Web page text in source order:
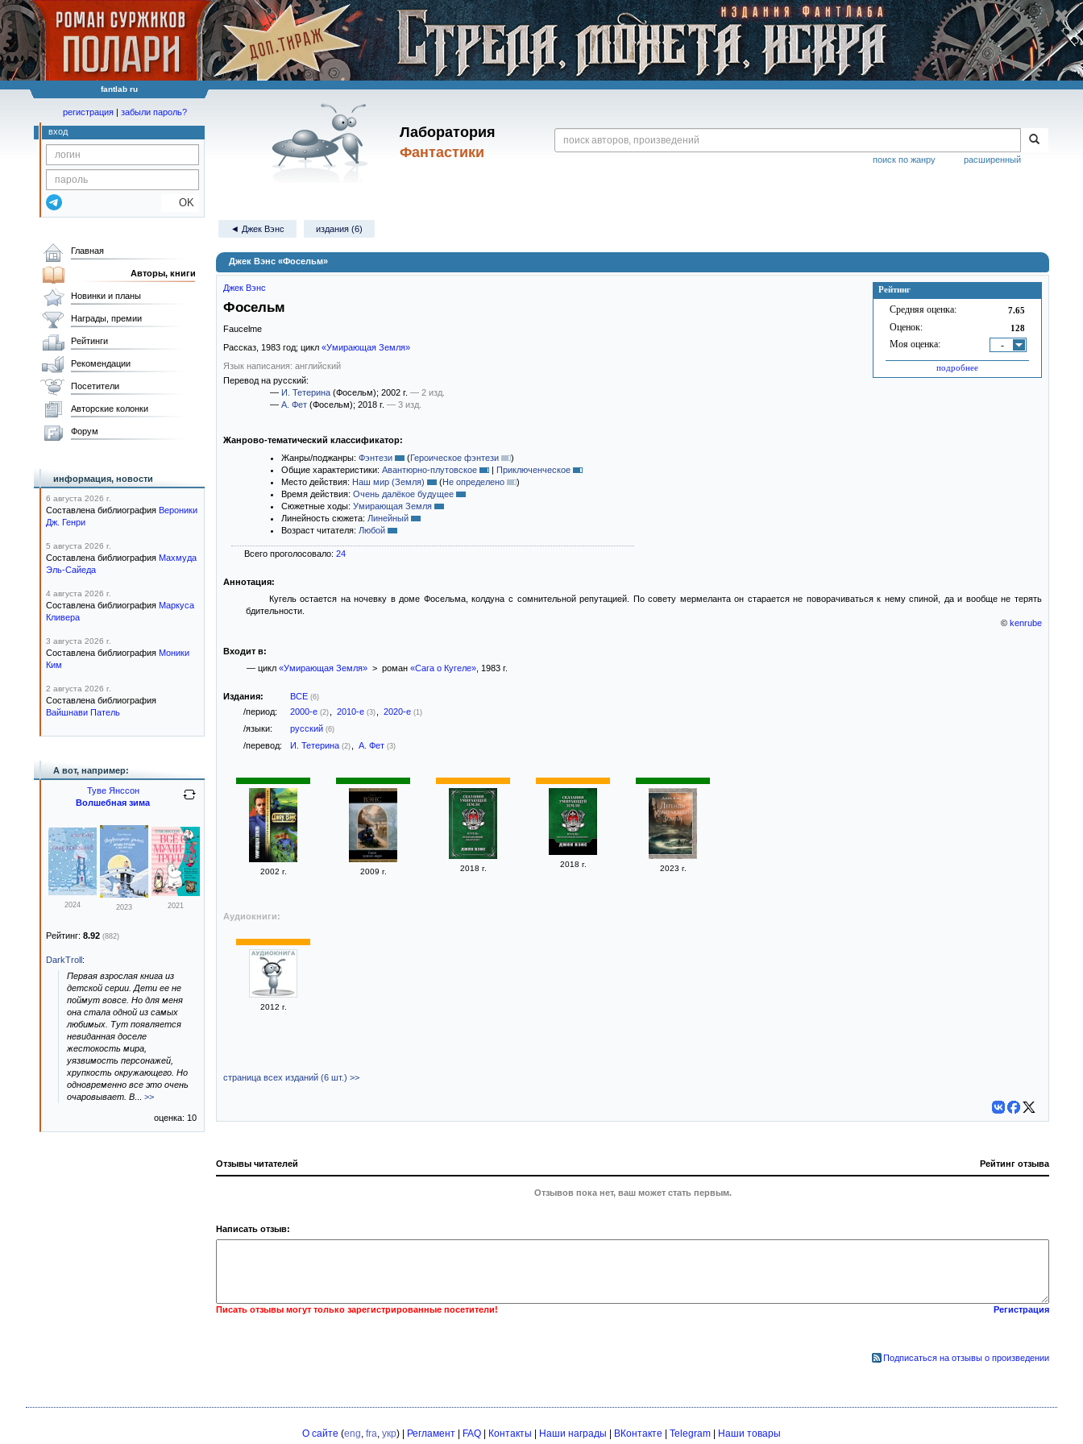
fantlab ru
Лаборатория
Фантастики
расширенный
поиск по жанру
регистрация | забыли пароль?
вход
OK
◄ Джек Вэнс издания (6)
Джек Вэнс «Фосельм»
Рейтинг
Средняя оценка: 7.65
Оценок: 128
Моя оценка: -
подробнее
Джек Вэнс
Фосельм
Faucelme
Рассказ, 1983 год; цикл «Умирающая Земля»
Язык написания: английский
Перевод на русский:
— И. Тетерина (Фосельм); 2002 г. — 2 изд.
— А. Фет (Фосельм); 2018 г. — 3 изд.
Жанрово-тематический классификатор:
Жанры/поджанры: Фэнтези (Героическое фэнтези
)
Общие характеристики: Авантюрно-плутовское | Приключенческое
Место действия: Наш мир (Земля) (Не определено
)
Время действия: Очень далёкое будущее
Сюжетные ходы: Умирающая Земля
Линейность сюжета: Линейный
Возраст читателя: Любой
Всего проголосовало: 24
Аннотация:
Кугель остается на ночевку в доме Фосельма, колдуна с сомнительной репутацией. По совету мермеланта он старается не поворачиваться к нему спиной, да и вообще не терять
бдительности.
© kenrube
Входит в:
— цикл «Умирающая Земля»> роман «Сага о Кугеле», 1983 г.
Издания: ВСЕ (6)
/период: 2000-е (2) 2010-е (3) 2020-е (1)
/языки: русский (6)
/перевод: И. Тетерина (2) А. Фет (3)
2002 г. 2009 г. 2018 г. 2018 г. 2023 г.
Аудиокниги:
2012 г.
страница всех изданий (6 шт.) >>
Отзывы читателей Рейтинг отзыва
Отзывов пока нет, ваш может стать первым.
Написать отзыв:
Писать отзывы могут только зарегистрированные посетители! Регистрация
Подписаться на отзывы о произведении
Главная
Авторы, книги
Новинки и планы
Награды, премии
Рейтинги
Рекомендации
Посетители
Авторские колонки
Форум
информация, новости
6 августа 2026 г.
Составлена библиография Вероники
Дж. Генри
5 августа 2026 г.
Составлена библиография Махмуда
Эль-Сайеда
4 августа 2026 г.
Составлена библиография Маркуса
Кливера
3 августа 2026 г.
Составлена библиография Моники
Ким
2 августа 2026 г.
Составлена библиография
Вайшнави Патель
А вот, например:
Туве Янссон
Волшебная зима
2024 2023 2021
Рейтинг: 8.92 (882)
DarkTroll:
Первая взрослая книга из
детской серии. Дети ее не
поймут вовсе. Но для меня
она стала одной из самых
любимых. Тут появляется
невиданная доселе
жестокость мира,
уязвимость персонажей,
хрупкость окружающего. Но
одновременно все это очень
очаровывает. В
>>
оценка: 10
О сайте (eng, fra, укр) | Регламент FAQ Контакты Наши награды ВКонтакте Telegram Наши товары